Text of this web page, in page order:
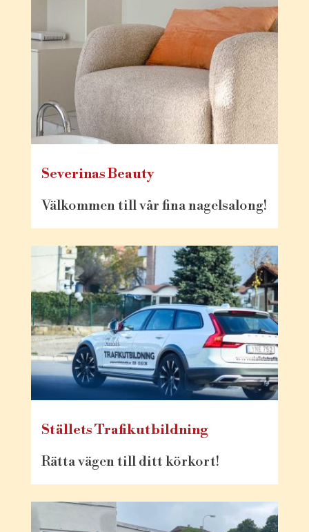
Severinas Beauty
Välkommen till vår fina nagelsalong!
Ställets Trafikutbildning
Rätta vägen till ditt körkort!